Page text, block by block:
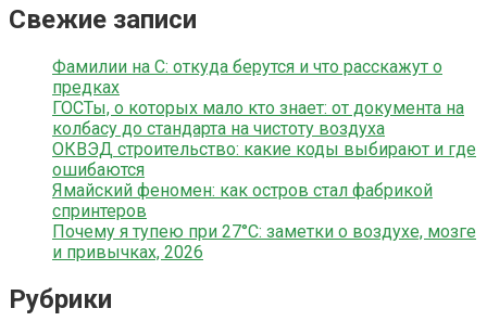
Свежие записи
Фамилии на С: откуда берутся и что расскажут о
предках
ГОСТы, о которых мало кто знает: от документа на
колбасу до стандарта на чистоту воздуха
ОКВЭД строительство: какие коды выбирают и где
ошибаются
Ямайский феномен: как остров стал фабрикой
спринтеров
Почему я тупею при 27°C: заметки о воздухе, мозге
и привычках, 2026
Рубрики